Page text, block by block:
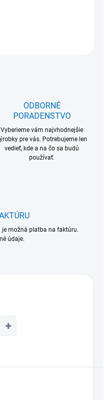
ODBORNÉ
PORADENSTVO
Vyberieme vám najvhodnejšie
pre vás. Potrebujeme len
vedieť, kde a na čo sa budú
používať.
je možná platba na faktúru.
údaje.
+
košíka